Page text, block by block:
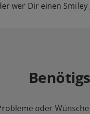
wer Dir einen Smiley
oder